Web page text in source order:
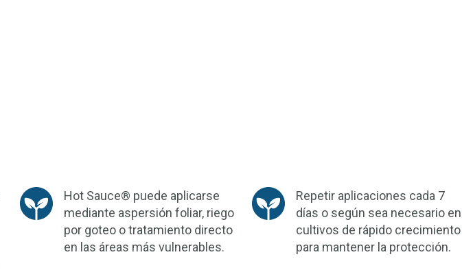
Hot Sauce® puede aplicarse
mediante aspersión foliar, riego
por goteo o tratamiento directo
en las áreas más vulnerables.
Repetir aplicaciones cada 7
días o según sea necesario en
cultivos de rápido crecimiento
para mantener la protección.